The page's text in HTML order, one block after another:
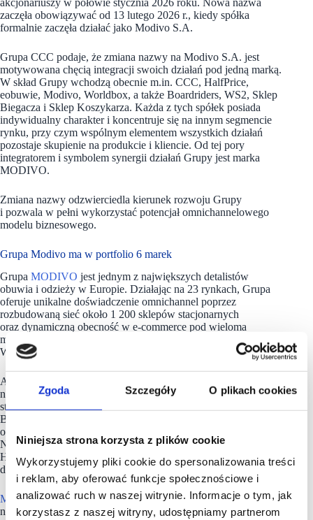
Zgoda Szczegóły O plikach cookies
Niniejsza strona korzysta z plików cookie
Wykorzystujemy pliki cookie do spersonalizowania treści
i reklam, aby oferować funkcje społecznościowe i
analizować ruch w naszej witrynie. Informacje o tym, jak
korzystasz z naszej witryny, udostępniamy partnerom
zaczęła obowiązywać od 13 lutego 2026 r., kiedy spółka
formalnie zaczęła działać jako Modivo S.A.
Grupa CCC podaje, że zmiana nazwy na Modivo S.A. jest
motywowana chęcią integracji swoich działań pod jedną marką.
W skład Grupy wchodzą obecnie m.in. CCC, HalfPrice,
eobuwie, Modivo, Worldbox, a także Boardriders, WS2, Sklep
Biegacza i Sklep Koszykarza. Każda z tych spółek posiada
indywidualny charakter i koncentruje się na innym segmencie
rynku, przy czym wspólnym elementem wszystkich działań
pozostaje skupienie na produkcie i kliencie. Od tej pory
integratorem i symbolem synergii działań Grupy jest marka
MODIVO.
Zmiana nazwy odzwierciedla kierunek rozwoju Grupy
i pozwala w pełni wykorzystać potencjał omnichannelowego
modelu biznesowego.
Grupa Modivo ma w portfolio 6 marek
Grupa MODIVO jest jednym z największych detalistów
obuwia i odzieży w Europie. Działając na 23 rynkach, Grupa
oferuje unikalne doświadczenie omnichannel poprzez
rozbudowaną sieć około 1 200 sklepów stacjonarnych
oraz dynamiczną obecność w e‑commerce pod wieloma
markami, w tym CCC, HalfPrice, eobuwie, MODIVO,
Worldbox i Boardriders.
Autorski koncept Grupy „house of brands” koncentruje się
na budowaniu portfela produktów wokół kilku silnych,
strategicznych marek własnych, takich jak Lasocki, Gino Rossi,
Badura, Jenny Fairy, Sprandi i DeeZee. Ponadto Grupa oferuje
obuwie i akcesoria renomowanych marek partnerskich, w tym
Nine West New York, Beverly Hills Polo Club, Mexx, Shaq,
Hunter, adidas, Reebok, Puma, Champion, Vans i Kappa,
dostępne w poszczególnych kanałach dystrybucji.
MODIVO S.A. wchodzi w skład indeksu WIG20 i jest
notowana na Giełdzie Papierów Wartościowych w Warszawie